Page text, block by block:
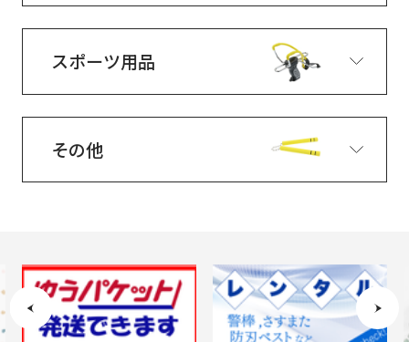
スポーツ用品
その他